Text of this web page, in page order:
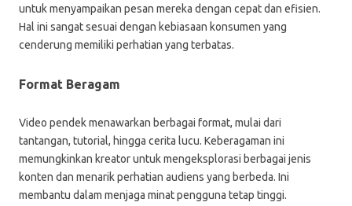
untuk menyampaikan pesan mereka dengan cepat dan efisien.
Hal ini sangat sesuai dengan kebiasaan konsumen yang
cenderung memiliki perhatian yang terbatas.
Format Beragam
Video pendek menawarkan berbagai format, mulai dari
tantangan, tutorial, hingga cerita lucu. Keberagaman ini
memungkinkan kreator untuk mengeksplorasi berbagai jenis
konten dan menarik perhatian audiens yang berbeda. Ini
membantu dalam menjaga minat pengguna tetap tinggi.